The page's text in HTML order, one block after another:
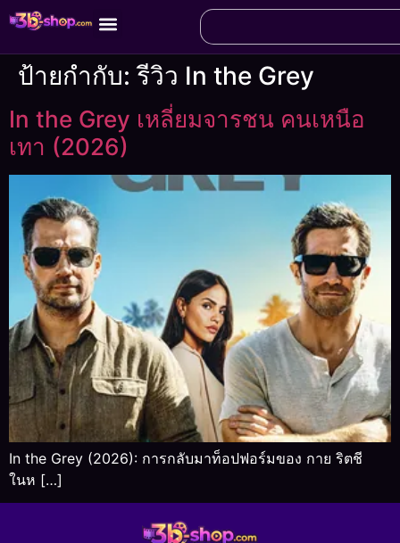
ป้ายกำกับ:รีวิว In the Grey
In the Grey เหลี่ยมจารชน คนเหนือ
เทา (2026)
In the Grey (2026): การกลับมาท็อปฟอร์มของ กาย ริตชี
ในห […]